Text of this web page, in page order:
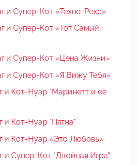
и Супер-Кот «Техно-Рекс»
и Супер-Кот «Тот Самый
и Супер-Кот «Цена Жизни»
и Супер-Кот «Я Вижу Тебя»
и Кот-Нуар "Маринетт и её
и Кот-Нуар "Пятна"
и Кот-Нуар «Это Любовь»
и Супер-Кот "Двойная Игра"